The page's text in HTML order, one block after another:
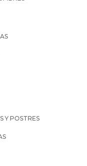
Y POSTRES